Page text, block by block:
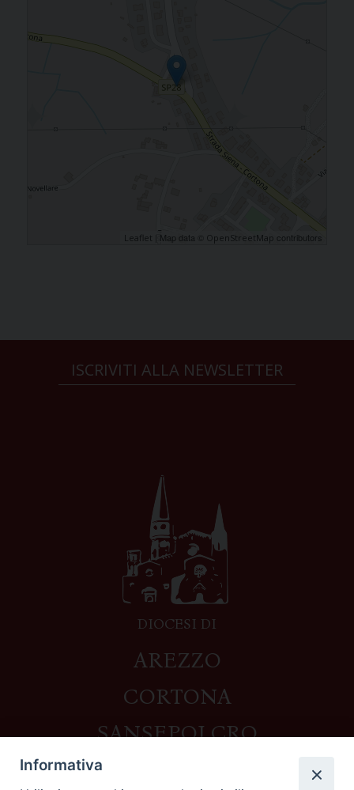
Leaflet | Map data © OpenStreetMap contributors
ISCRIVITI ALLA NEWSLETTER
DIOCESI DI
AREZZO
CORTONA
SANSEPOLCRO
Informativa